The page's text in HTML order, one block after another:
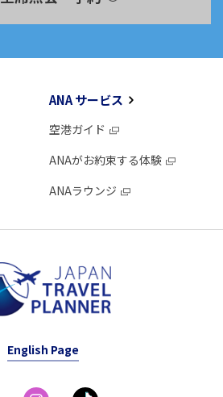
ANA サービス
空港ガイド
ANAがお約束する体験
ANAラウンジ
English Page